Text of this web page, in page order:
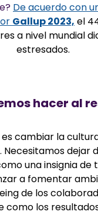
De acuerdo con
Gallup 2023, el
a nivel mundial
estresados.
hacer al
cambiar la
Necesitamos dejar
una insignia de
a fomentar
de los
los